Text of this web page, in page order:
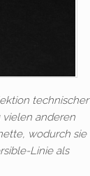
technischer
vielen anderen
wodurch sie
Linie als